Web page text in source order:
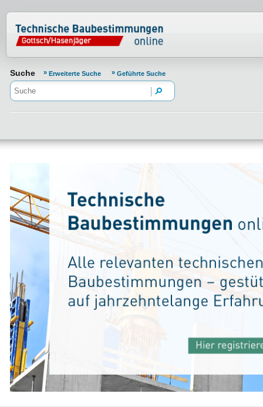
Normenportal Barrierefreiheit
Suche Erweiterte Suche Geführte Suche